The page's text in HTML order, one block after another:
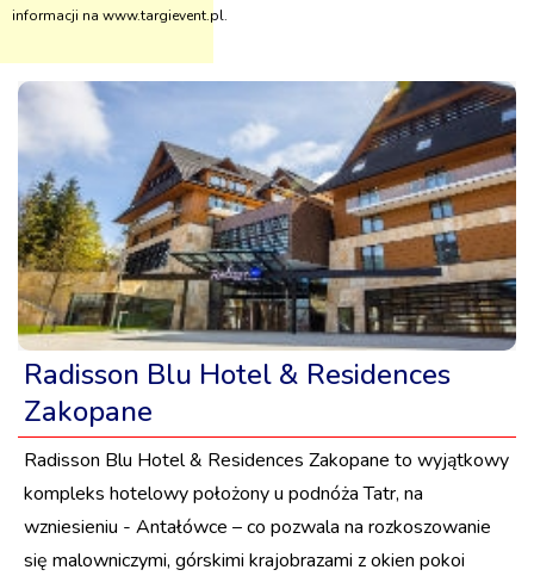
informacji na www.targievent.pl.
Radisson Blu Hotel & Residences
Zakopane
Radisson Blu Hotel & Residences Zakopane to wyjątkowy
kompleks hotelowy położony u podnóża Tatr, na
wzniesieniu - Antałówce – co pozwala na rozkoszowanie
się malowniczymi, górskimi krajobrazami z okien pokoi